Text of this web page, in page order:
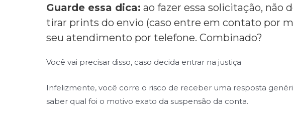
Guarde essa dica: ao fazer essa solicitação, não
tirar prints do envio (caso entre em contato por
seu atendimento por telefone. Combinado?
Você vai precisar disso, caso decida entrar na justiça
Infelizmente, você corre o risco de receber uma resposta
saber qual foi o motivo exato da suspensão da conta.